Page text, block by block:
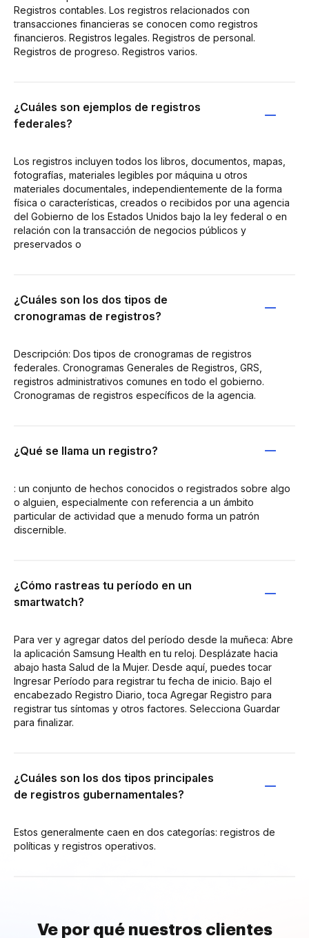
Registros contables. Los registros relacionados con
transacciones financieras se conocen como registros
financieros. Registros legales. Registros de personal.
Registros de progreso. Registros varios.
¿Cuáles son ejemplos de registros
federales?
Los registros incluyen todos los libros, documentos, mapas,
fotografías, materiales legibles por máquina u otros
materiales documentales, independientemente de la forma
física o características, creados o recibidos por una agencia
del Gobierno de los Estados Unidos bajo la ley federal o en
relación con la transacción de negocios públicos y
preservados o
¿Cuáles son los dos tipos de
cronogramas de registros?
Descripción: Dos tipos de cronogramas de registros
federales. Cronogramas Generales de Registros, GRS,
registros administrativos comunes en todo el gobierno.
Cronogramas de registros específicos de la agencia.
¿Qué se llama un registro?
: un conjunto de hechos conocidos o registrados sobre algo
o alguien, especialmente con referencia a un ámbito
particular de actividad que a menudo forma un patrón
discernible.
¿Cómo rastreas tu período en un
smartwatch?
Para ver y agregar datos del período desde la muñeca: Abre
la aplicación Samsung Health en tu reloj. Desplázate hacia
abajo hasta Salud de la Mujer. Desde aquí, puedes tocar
Ingresar Período para registrar tu fecha de inicio. Bajo el
encabezado Registro Diario, toca Agregar Registro para
registrar tus síntomas y otros factores. Selecciona Guardar
para finalizar.
¿Cuáles son los dos tipos principales
de registros gubernamentales?
Estos generalmente caen en dos categorías: registros de
políticas y registros operativos.
Ve por qué nuestros clientes